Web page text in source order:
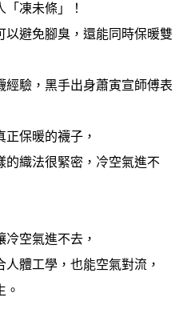
凍未條」！
以避免腳臭，還能同時保暖雙
驗，黑手出身蕭寅宣師傅表
保暖的襪子，
的織法很緊密，冷空氣進不
冷空氣進不去，
體工學，也能空氣對流，
。